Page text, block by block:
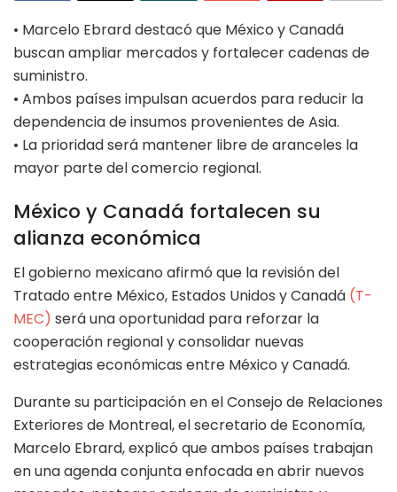
• Marcelo Ebrard destacó que México y Canadá
buscan ampliar mercados y fortalecer cadenas de
suministro.
• Ambos países impulsan acuerdos para reducir la
dependencia de insumos provenientes de Asia.
• La prioridad será mantener libre de aranceles la
mayor parte del comercio regional.
México y Canadá fortalecen su
alianza económica
El gobierno mexicano afirmó que la revisión del
Tratado entre México, Estados Unidos y Canadá (T-
MEC) será una oportunidad para reforzar la
cooperación regional y consolidar nuevas
estrategias económicas entre México y Canadá.
Durante su participación en el Consejo de Relaciones
Exteriores de Montreal, el secretario de Economía,
Marcelo Ebrard, explicó que ambos países trabajan
en una agenda conjunta enfocada en abrir nuevos